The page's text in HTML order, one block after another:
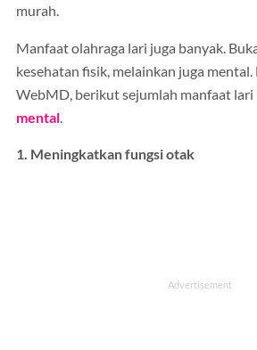
murah.
Manfaat olahraga lari juga banyak.
kesehatan fisik, melainkan juga
WebMD, berikut sejumlah manfaat
mental
1. Meningkatkan fungsi otak